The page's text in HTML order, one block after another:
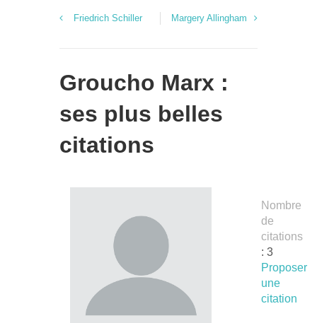
Friedrich Schiller Margery Allingham
Groucho Marx :
ses plus belles
citations
Nombre
de
citations
: 3
Proposer
une
citation